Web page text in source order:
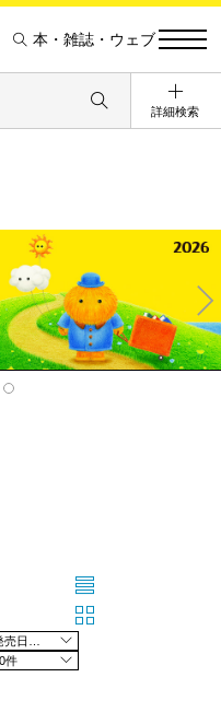
本・雑誌・ウェブ
詳細検索
Ne
xt
件